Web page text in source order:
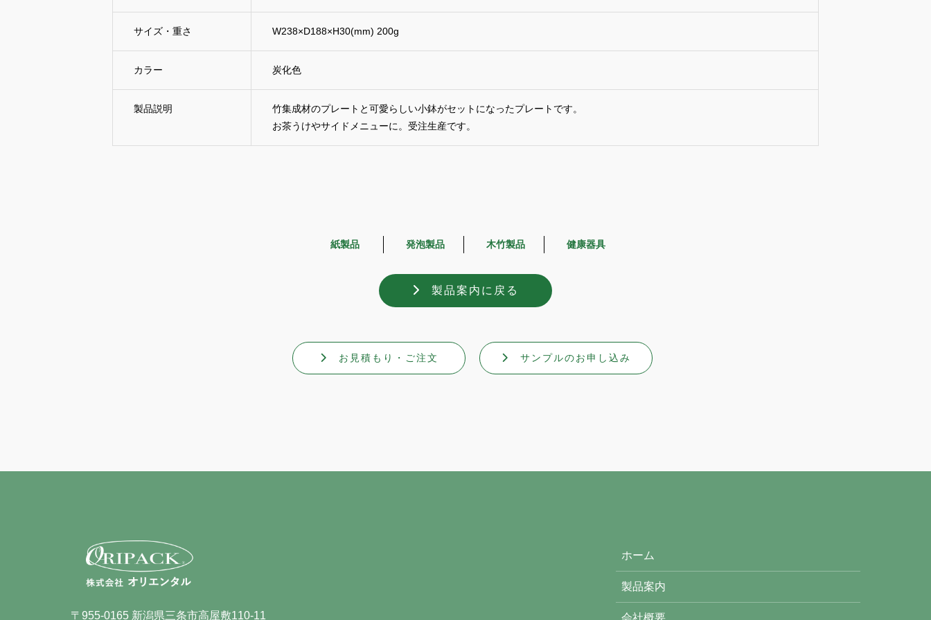
サイズ・重さ W238×D188×H30(mm) 200g
カラー 炭化色
製品説明
竹集成材のプレートと可愛らしい小鉢がセットになったプレートです。
お茶うけやサイドメニューに。受注生産です。
紙製品 発泡製品 木竹製品 健康器具
製品案内に戻る
お見積もり・ご注文 サンプルのお申し込み
〒955-0165 新潟県三条市高屋敷110-11
ホーム
製品案内
会社概要